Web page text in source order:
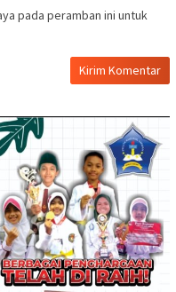
pada peramban ini untuk